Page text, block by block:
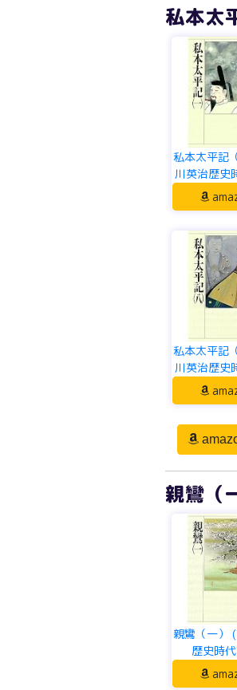
私本太
私本太平記
川英治歴史
私本太平記
川英治歴史
親鸞（
親鸞（一）
歴史時